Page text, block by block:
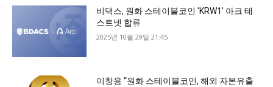
비댁스, 원화 스테이블코인 ‘KRW1’ 아크 테
스트넷 합류
2025년 10월 29일 21:45
이창용 “원화 스테이블코인, 해외 자본유출